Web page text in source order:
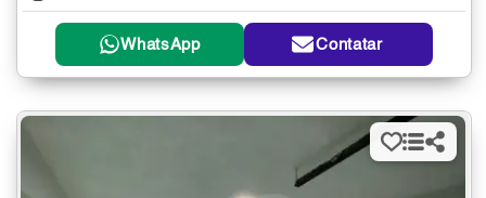
WhatsApp Contatar